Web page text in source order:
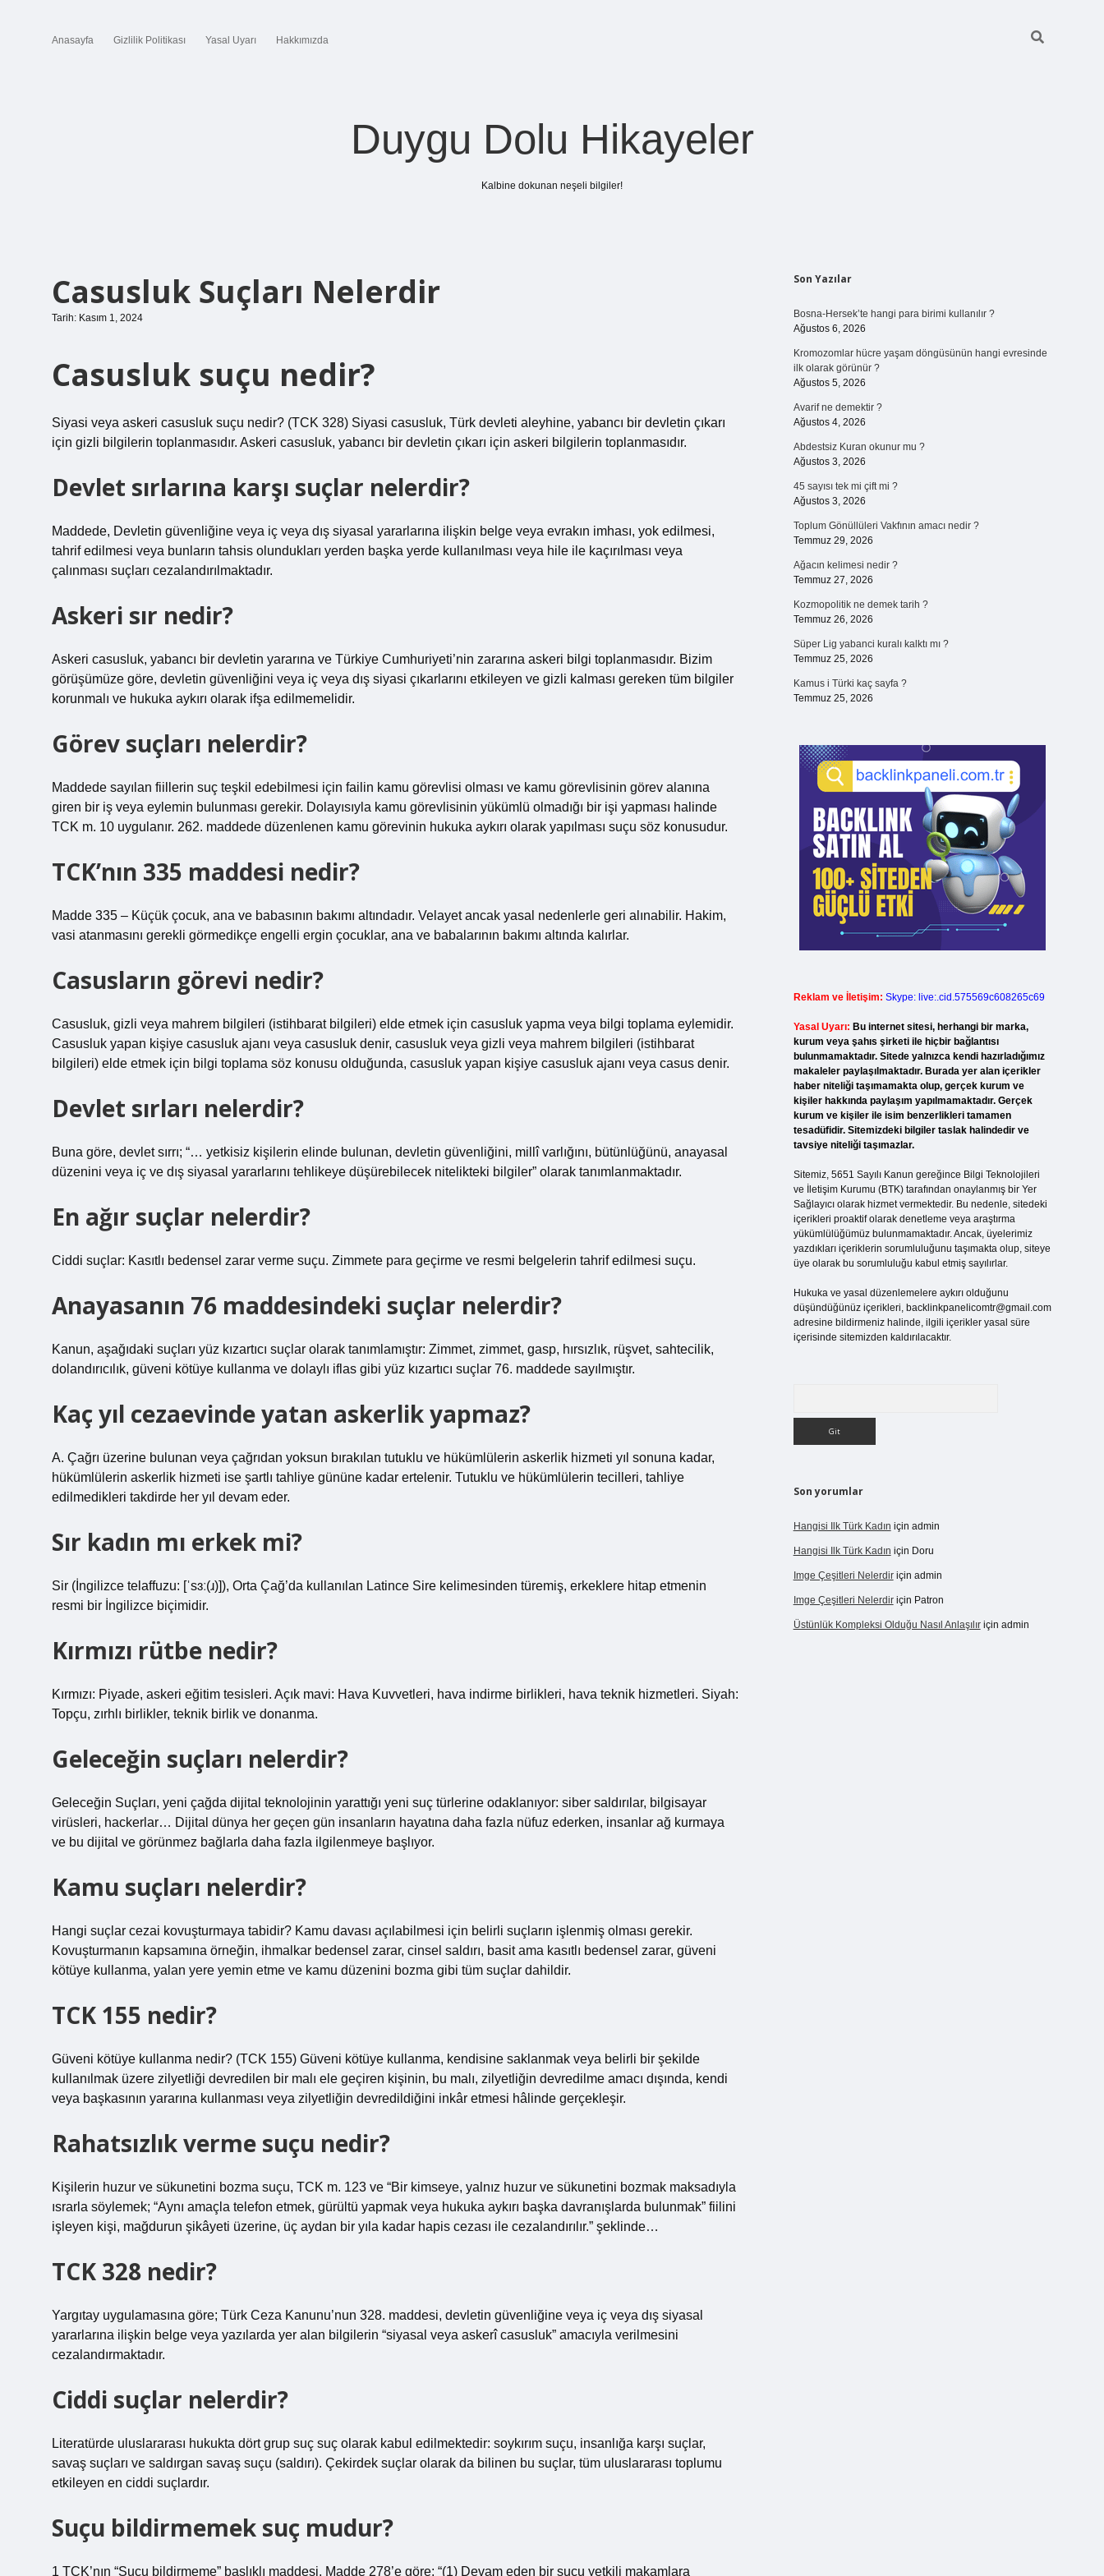
Anasayfa Gizlilik Politikası Yasal Uyarı Hakkımızda
Duygu Dolu Hikayeler
Kalbine dokunan neşeli bilgiler!
Casusluk Suçları Nelerdir
Tarih: Kasım 1, 2024
Casusluk suçu nedir?
Siyasi veya askeri casusluk suçu nedir? (TCK 328) Siyasi casusluk, Türk devleti aleyhine, yabancı bir devletin çıkarı
için gizli bilgilerin toplanmasıdır. Askeri casusluk, yabancı bir devletin çıkarı için askeri bilgilerin toplanmasıdır.
Devlet sırlarına karşı suçlar nelerdir?
Maddede, Devletin güvenliğine veya iç veya dış siyasal yararlarına ilişkin belge veya evrakın imhası, yok edilmesi,
tahrif edilmesi veya bunların tahsis olundukları yerden başka yerde kullanılması veya hile ile kaçırılması veya
çalınması suçları cezalandırılmaktadır.
Askeri sır nedir?
Askeri casusluk, yabancı bir devletin yararına ve Türkiye Cumhuriyeti’nin zararına askeri bilgi toplanmasıdır. Bizim
görüşümüze göre, devletin güvenliğini veya iç veya dış siyasi çıkarlarını etkileyen ve gizli kalması gereken tüm bilgiler
korunmalı ve hukuka aykırı olarak ifşa edilmemelidir.
Görev suçları nelerdir?
Maddede sayılan fiillerin suç teşkil edebilmesi için failin kamu görevlisi olması ve kamu görevlisinin görev alanına
giren bir iş veya eylemin bulunması gerekir. Dolayısıyla kamu görevlisinin yükümlü olmadığı bir işi yapması halinde
TCK m. 10 uygulanır. 262. maddede düzenlenen kamu görevinin hukuka aykırı olarak yapılması suçu söz konusudur.
TCK’nın 335 maddesi nedir?
Madde 335 – Küçük çocuk, ana ve babasının bakımı altındadır. Velayet ancak yasal nedenlerle geri alınabilir. Hakim,
vasi atanmasını gerekli görmedikçe engelli ergin çocuklar, ana ve babalarının bakımı altında kalırlar.
Casusların görevi nedir?
Casusluk, gizli veya mahrem bilgileri (istihbarat bilgileri) elde etmek için casusluk yapma veya bilgi toplama eylemidir.
Casusluk yapan kişiye casusluk ajanı veya casusluk denir, casusluk veya gizli veya mahrem bilgileri (istihbarat
bilgileri) elde etmek için bilgi toplama söz konusu olduğunda, casusluk yapan kişiye casusluk ajanı veya casus denir.
Devlet sırları nelerdir?
Buna göre, devlet sırrı; “… yetkisiz kişilerin elinde bulunan, devletin güvenliğini, millî varlığını, bütünlüğünü, anayasal
düzenini veya iç ve dış siyasal yararlarını tehlikeye düşürebilecek nitelikteki bilgiler” olarak tanımlanmaktadır.
En ağır suçlar nelerdir?
Ciddi suçlar: Kasıtlı bedensel zarar verme suçu. Zimmete para geçirme ve resmi belgelerin tahrif edilmesi suçu.
Anayasanın 76 maddesindeki suçlar nelerdir?
Kanun, aşağıdaki suçları yüz kızartıcı suçlar olarak tanımlamıştır: Zimmet, zimmet, gasp, hırsızlık, rüşvet, sahtecilik,
dolandırıcılık, güveni kötüye kullanma ve dolaylı iflas gibi yüz kızartıcı suçlar 76. maddede sayılmıştır.
Kaç yıl cezaevinde yatan askerlik yapmaz?
A. Çağrı üzerine bulunan veya çağrıdan yoksun bırakılan tutuklu ve hükümlülerin askerlik hizmeti yıl sonuna kadar,
hükümlülerin askerlik hizmeti ise şartlı tahliye gününe kadar ertelenir. Tutuklu ve hükümlülerin tecilleri, tahliye
edilmedikleri takdirde her yıl devam eder.
Sır kadın mı erkek mi?
Sir (İngilizce telaffuzu: [ˈsɜː(ɹ)]), Orta Çağ’da kullanılan Latince Sire kelimesinden türemiş, erkeklere hitap etmenin
resmi bir İngilizce biçimidir.
Kırmızı rütbe nedir?
Kırmızı: Piyade, askeri eğitim tesisleri. Açık mavi: Hava Kuvvetleri, hava indirme birlikleri, hava teknik hizmetleri. Siyah:
Topçu, zırhlı birlikler, teknik birlik ve donanma.
Geleceğin suçları nelerdir?
Geleceğin Suçları, yeni çağda dijital teknolojinin yarattığı yeni suç türlerine odaklanıyor: siber saldırılar, bilgisayar
virüsleri, hackerlar… Dijital dünya her geçen gün insanların hayatına daha fazla nüfuz ederken, insanlar ağ kurmaya
ve bu dijital ve görünmez bağlarla daha fazla ilgilenmeye başlıyor.
Kamu suçları nelerdir?
Hangi suçlar cezai kovuşturmaya tabidir? Kamu davası açılabilmesi için belirli suçların işlenmiş olması gerekir.
Kovuşturmanın kapsamına örneğin, ihmalkar bedensel zarar, cinsel saldırı, basit ama kasıtlı bedensel zarar, güveni
kötüye kullanma, yalan yere yemin etme ve kamu düzenini bozma gibi tüm suçlar dahildir.
TCK 155 nedir?
Güveni kötüye kullanma nedir? (TCK 155) Güveni kötüye kullanma, kendisine saklanmak veya belirli bir şekilde
kullanılmak üzere zilyetliği devredilen bir malı ele geçiren kişinin, bu malı, zilyetliğin devredilme amacı dışında, kendi
veya başkasının yararına kullanması veya zilyetliğin devredildiğini inkâr etmesi hâlinde gerçekleşir.
Rahatsızlık verme suçu nedir?
Kişilerin huzur ve sükunetini bozma suçu, TCK m. 123 ve “Bir kimseye, yalnız huzur ve sükunetini bozmak maksadıyla
ısrarla söylemek; “Aynı amaçla telefon etmek, gürültü yapmak veya hukuka aykırı başka davranışlarda bulunmak” fiilini
işleyen kişi, mağdurun şikâyeti üzerine, üç aydan bir yıla kadar hapis cezası ile cezalandırılır.” şeklinde…
TCK 328 nedir?
Yargıtay uygulamasına göre; Türk Ceza Kanunu’nun 328. maddesi, devletin güvenliğine veya iç veya dış siyasal
yararlarına ilişkin belge veya yazılarda yer alan bilgilerin “siyasal veya askerî casusluk” amacıyla verilmesini
cezalandırmaktadır.
Ciddi suçlar nelerdir?
Literatürde uluslararası hukukta dört grup suç suç olarak kabul edilmektedir: soykırım suçu, insanlığa karşı suçlar,
savaş suçları ve saldırgan savaş suçu (saldırı). Çekirdek suçlar olarak da bilinen bu suçlar, tüm uluslararası toplumu
etkileyen en ciddi suçlardır.
Suçu bildirmemek suç mudur?
1 TCK’nın “Suçu bildirmeme” başlıklı maddesi. Madde 278’e göre; “(1) Devam eden bir suçu yetkili makamlara
Sidebar
Son Yazılar
Bosna-Hersek’te hangi para birimi kullanılır ?
Ağustos 6, 2026
Kromozomlar hücre yaşam döngüsünün hangi evresinde
ilk olarak görünür ?
Ağustos 5, 2026
Avarif ne demektir ?
Ağustos 4, 2026
Abdestsiz Kuran okunur mu ?
Ağustos 3, 2026
45 sayısı tek mi çift mi ?
Ağustos 3, 2026
Toplum Gönüllüleri Vakfının amacı nedir ?
Temmuz 29, 2026
Ağacın kelimesi nedir ?
Temmuz 27, 2026
Kozmopolitik ne demek tarih ?
Temmuz 26, 2026
Süper Lig yabanci kuralı kalktı mı ?
Temmuz 25, 2026
Kamus i Türki kaç sayfa ?
Temmuz 25, 2026
Reklam ve İletişim: Skype: live:.cid.575569c608265c69
Yasal Uyarı: Bu internet sitesi, herhangi bir marka,
kurum veya şahıs şirketi ile hiçbir bağlantısı
bulunmamaktadır. Sitede yalnızca kendi hazırladığımız
makaleler paylaşılmaktadır. Burada yer alan içerikler
haber niteliği taşımamakta olup, gerçek kurum ve
kişiler hakkında paylaşım yapılmamaktadır. Gerçek
kurum ve kişiler ile isim benzerlikleri tamamen
tesadüfidir. Sitemizdeki bilgiler taslak halindedir ve
tavsiye niteliği taşımazlar.
Sitemiz, 5651 Sayılı Kanun gereğince Bilgi Teknolojileri
ve İletişim Kurumu (BTK) tarafından onaylanmış bir Yer
Sağlayıcı olarak hizmet vermektedir. Bu nedenle, sitedeki
içerikleri proaktif olarak denetleme veya araştırma
yükümlülüğümüz bulunmamaktadır. Ancak, üyelerimiz
yazdıkları içeriklerin sorumluluğunu taşımakta olup, siteye
üye olarak bu sorumluluğu kabul etmiş sayılırlar.
Hukuka ve yasal düzenlemelere aykırı olduğunu
düşündüğünüz içerikleri, backlinkpanelicomtr@gmail.com
adresine bildirmeniz halinde, ilgili içerikler yasal süre
içerisinde sitemizden kaldırılacaktır.
Son yorumlar
Hangisi Ilk Türk Kadın için admin
Hangisi Ilk Türk Kadın için Doru
Imge Çeşitleri Nelerdiriçin admin
Imge Çeşitleri Nelerdiriçin Patron
Üstünlük Kompleksi Olduğu Nasıl Anlaşılıriçin admin